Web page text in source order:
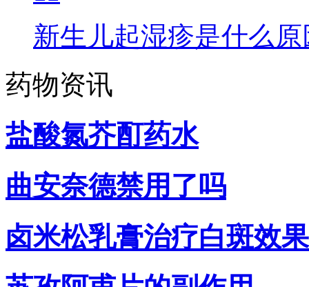
新生儿起湿疹是什么
药物资讯
盐酸氮芥酊药水
曲安奈德禁用了吗
卤米松乳膏治疗白斑效